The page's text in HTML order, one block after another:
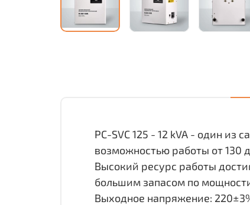
PC-SVC 125 - 12 kVA - один
возможностью работы от 130
Высокий ресурс работы
большим запасом по
Выходное напряжение: